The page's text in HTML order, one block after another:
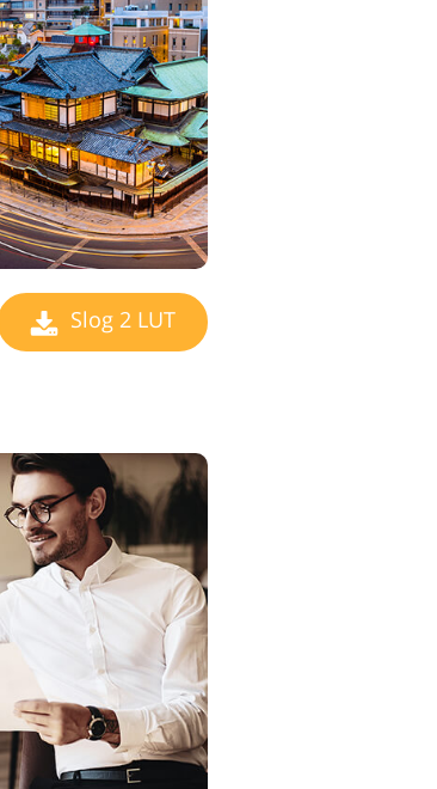
Slog 2 LUT